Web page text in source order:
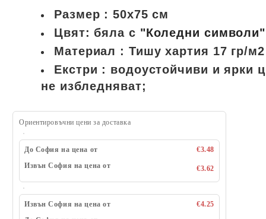
Размер : 50х75 см
Цвят: бяла с "Коледни
Материал : Тишу хартия 17 гр/м2
Екстри : водоустойчиви и ярки
не избледняват;
Ориентировъчни цени за доставка
До София на цена от
€3.48
Извън София на цена от
€3.62
Извън София на цена от
€4.25